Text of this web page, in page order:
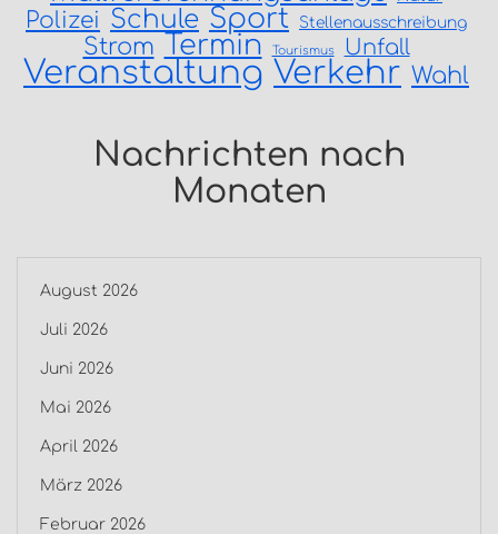
Polizei Schule Sport Stellenausschreibung
Strom Termin Tourismus Unfall
Veranstaltung Verkehr Wahl
Nachrichten nach
Monaten
August 2026
Juli 2026
Juni 2026
Mai 2026
April 2026
März 2026
Februar 2026